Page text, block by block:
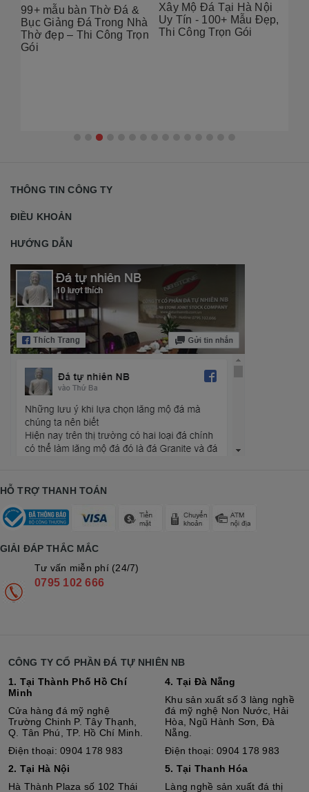
99+ mẫu bàn Thờ Đá &
Bục Giảng Đá Trong Nhà
Thờ đẹp – Thi Công Trọn
Gói
Xây Mộ Đá Tại Hà Nội
Uy Tín - 100+ Mẫu Đẹp,
Thi Công Trọn Gói
THÔNG TIN CÔNG TY
ĐIỀU KHOẢN
HƯỚNG DẪN
HỖ TRỢ THANH TOÁN
GIẢI ĐÁP THẮC MẮC
Tư vấn miễn phí (24/7)
0795 102 666
CÔNG TY CỔ PHẦN ĐÁ TỰ NHIÊN NB
1. Tại Thành Phố Hồ Chí
Minh
Cửa hàng đá mỹ nghệ
Trường Chinh P. Tây Thạnh,
Q. Tân Phú, TP. Hồ Chí Minh.
Điện thoại: 0904 178 983
2. Tại Hà Nội
Hà Thành Plaza số 102 Thái
4. Tại Đà Nẵng
Khu sản xuất số 3 làng nghề
đá mỹ nghệ Non Nước, Hải
Hòa, Ngũ Hành Sơn, Đà
Nẵng.
Điện thoại: 0904 178 983
5. Tại Thanh Hóa
Làng nghề sản xuất đá thị